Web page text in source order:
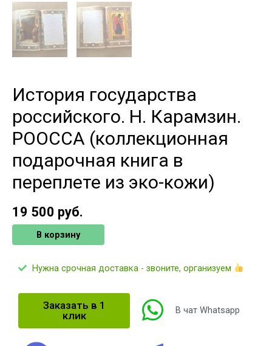
История государства
российского. Н. Карамзин.
РООССА (коллекционная
подарочная книга в
переплете из эко-кожи)
19 500 руб.
В корзину
Нужна срочная доставка - звоните, организуем
Заказать в 1
клик
В чат Whatsapp